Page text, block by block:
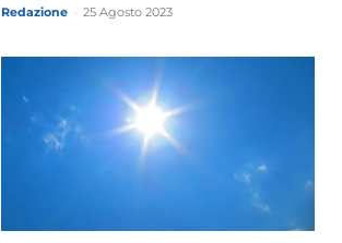
Redazione 25 Agosto 2023